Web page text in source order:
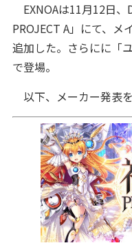
EXNOAは11月12日、
PROJECT A」にて、
追加した。さらにに「
で登場。
以下、メーカー発表